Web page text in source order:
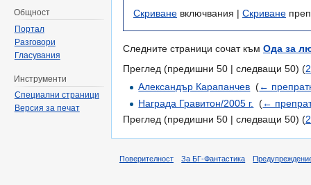
Скриване включвания | Скриване
Следните страници сочат към Ода за
Преглед (предишни 50 | следващи 50) (
Александър Карапанчев ‎(←
Награда Гравитон/2005 г.
‎(←
Преглед (предишни 50 | следващи 50) (
Общност
Портал
Разговори
Гласувания
Инструменти
Специални страници
Версия за печат
Поверителност За БГ-Фантастика